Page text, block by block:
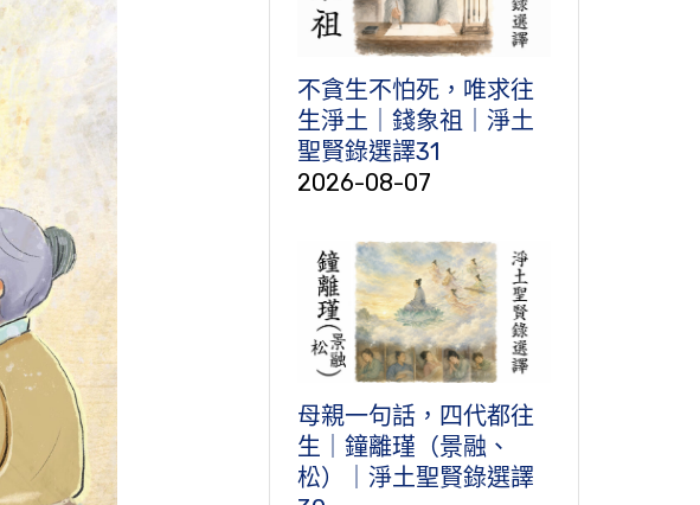
不貪生不怕死，唯求往
生淨土｜錢象祖｜淨土
聖賢錄選譯31
2026-08-07
母親一句話，四代都往
生｜鐘離瑾（景融、
松）｜淨土聖賢錄選譯